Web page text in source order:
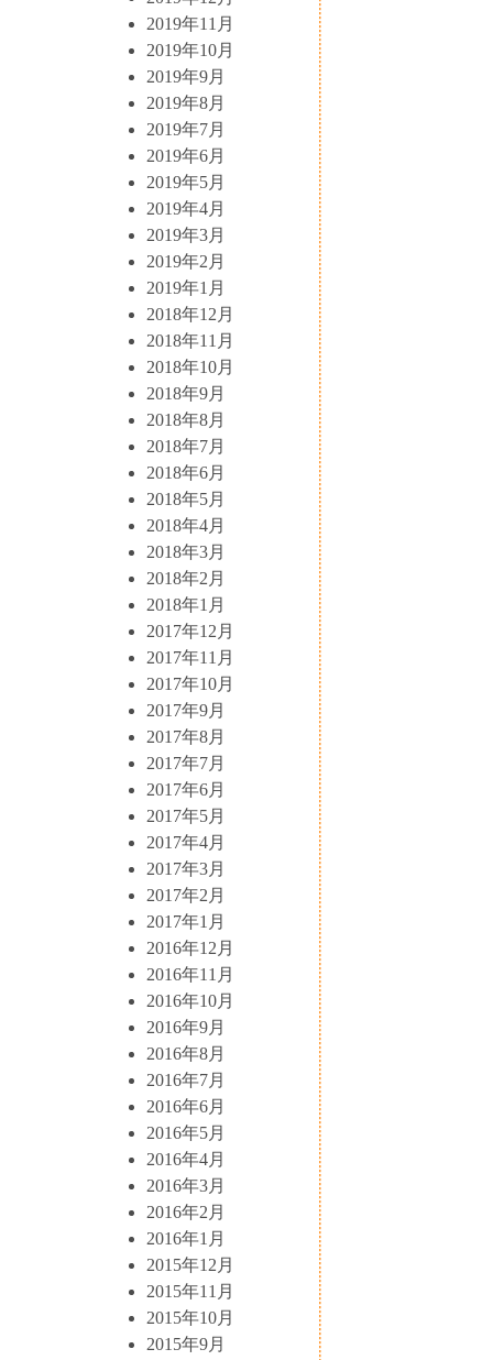
2019年11月
2019年10月
2019年9月
2019年8月
2019年7月
2019年6月
2019年5月
2019年4月
2019年3月
2019年2月
2019年1月
2018年12月
2018年11月
2018年10月
2018年9月
2018年8月
2018年7月
2018年6月
2018年5月
2018年4月
2018年3月
2018年2月
2018年1月
2017年12月
2017年11月
2017年10月
2017年9月
2017年8月
2017年7月
2017年6月
2017年5月
2017年4月
2017年3月
2017年2月
2017年1月
2016年12月
2016年11月
2016年10月
2016年9月
2016年8月
2016年7月
2016年6月
2016年5月
2016年4月
2016年3月
2016年2月
2016年1月
2015年12月
2015年11月
2015年10月
2015年9月